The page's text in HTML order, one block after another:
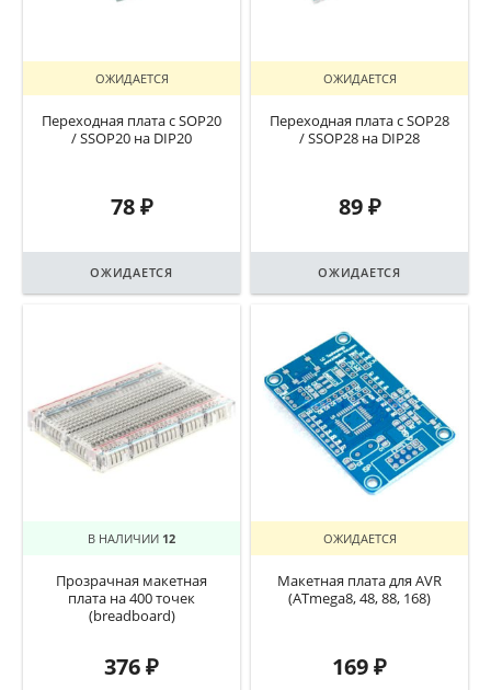
ОЖИДАЕТСЯ
Переходная плата с SOP20
/ SSOP20 на DIP20
78₽
ОЖИДАЕТСЯ
ОЖИДАЕТСЯ
Переходная плата с SOP28
/ SSOP28 на DIP28
89₽
ОЖИДАЕТСЯ
В НАЛИЧИИ 12
Прозрачная макетная
плата на 400 точек
(breadboard)
376₽
ОЖИДАЕТСЯ
Макетная плата для AVR
(ATmega8, 48, 88, 168)
169₽